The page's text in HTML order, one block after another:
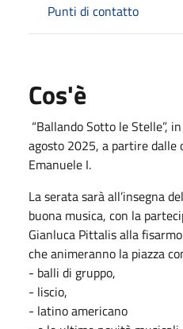
Punti di contatto
Cos'è
“Ballando Sotto le Stelle”,
agosto 2025, a partire
Emanuele I.
La serata sarà all’insegna
buona musica, con la
Gianluca Pittalis alla
che animeranno la piazza
- balli di gruppo,
- liscio,
- latino americano